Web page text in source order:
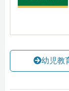
幼児教